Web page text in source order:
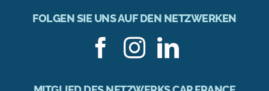
FOLGEN SIE UNS AUF DEN NETZWERKEN